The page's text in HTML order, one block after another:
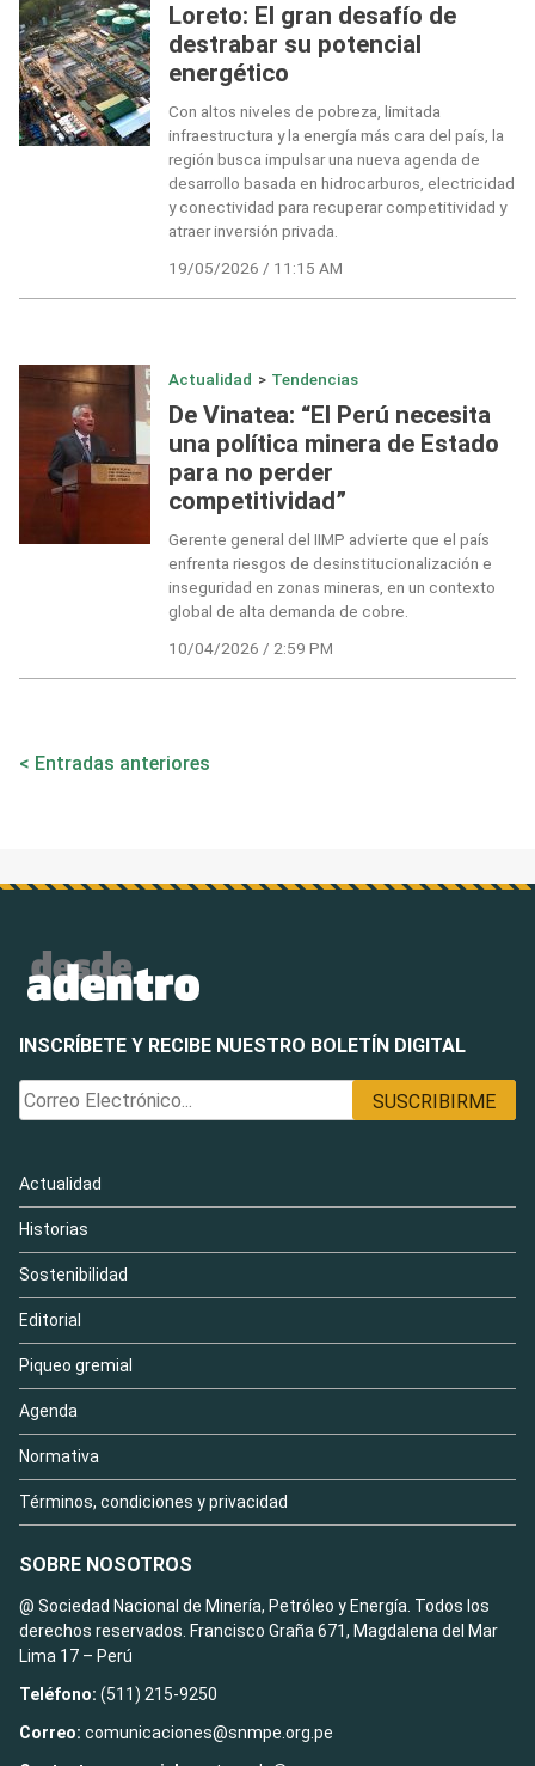
Loreto: El gran desafío de
destrabar su potencial
energético
Con altos niveles de pobreza, limitada
infraestructura y la energía más cara del país, la
región busca impulsar una nueva agenda de
desarrollo basada en hidrocarburos, electricidad
y conectividad para recuperar competitividad y
atraer inversión privada.
19/05/2026 / 11:15 AM
Actualidad > Tendencias
De Vinatea: “El Perú necesita
una política minera de Estado
para no perder
competitividad”
Gerente general del IIMP advierte que el país
enfrenta riesgos de desinstitucionalización e
inseguridad en zonas mineras, en un contexto
global de alta demanda de cobre.
10/04/2026 / 2:59 PM
Navegación
Entradas anteriores
INSCRÍBETE Y RECIBE NUESTRO BOLETÍN DIGITAL
Actualidad
Historias
Sostenibilidad
Editorial
Piqueo gremial
Agenda
Normativa
Términos, condiciones y privacidad
SOBRE NOSOTROS
@ Sociedad Nacional de Minería, Petróleo y Energía. Todos los
derechos reservados. Francisco Graña 671, Magdalena del Mar
Lima 17 – Perú
Teléfono: (511) 215-9250
Correo: comunicaciones@snmpe.org.pe